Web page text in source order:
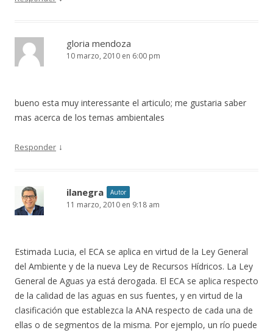
gloria mendoza
10 marzo, 2010 en 6:00 pm
bueno esta muy interessante el articulo; me gustaria saber
mas acerca de los temas ambientales
Responder ↓
ilanegra Autor
11 marzo, 2010 en 9:18 am
Estimada Lucia, el ECA se aplica en virtud de la Ley General
del Ambiente y de la nueva Ley de Recursos Hídricos. La Ley
General de Aguas ya está derogada. El ECA se aplica respecto
de la calidad de las aguas en sus fuentes, y en virtud de la
clasificación que establezca la ANA respecto de cada una de
ellas o de segmentos de la misma. Por ejemplo, un río puede